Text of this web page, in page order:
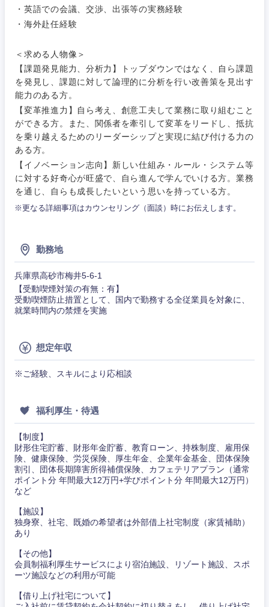
・英語での会議、交渉、出張等の実務経験
・海外赴任経験
＜求める人物像＞
【課題発見能力、分析力】トップダウンではなく、自ら課題
を発見し、課題に対して論理的に分析を行い改善策を見出す
能力のある方。
【変革推進力】自ら考え、創意工夫して業務に取り組むこと
ができる方。また、関係者を牽引して変革をリードし、抵抗
を乗り越えるためのリーダーシップと実現に結び付ける力の
ある方。
【イノベーション志向】新しい仕組み・ルール・システム等
に対する好奇心が旺盛で、自ら進んで学んでいける方。業務
を通じ、自らも成長したいという思いを持っている方。
※更なる詳細事項はカウンセリング（面談）時にお伝えします。
勤務地
兵庫県高砂市梅井5-6-1
【受動喫煙対策の有無：有】
受動喫煙防止措置として、国内で勤務する全従業員を対象に、
就業時間内の禁煙を実施
想定年収
※ご経験、スキルにより応相談
福利厚生・待遇
【制度】
財形住宅貯蓄、財形年金貯蓄、教育ローン、持株制度、雇用保
険、健康保険、労災保険、厚生年金、企業年金基金、団体保険
割引、団体長期障害所得補償保険、カフェテリアプラン（通常
ポイント分 年間最大12万円+学びポイント分 年間最大12万円）
など
【施設】
独身寮、社宅、既婚の希望者は外部借上社宅制度（家賃補助）
あり
【その他】
会員制福利厚生サービスにより宿泊施設、リゾート施設、スポ
ーツ施設などの利用が可能
【借り上げ社宅について】
近畿地方
大阪府 兵庫県